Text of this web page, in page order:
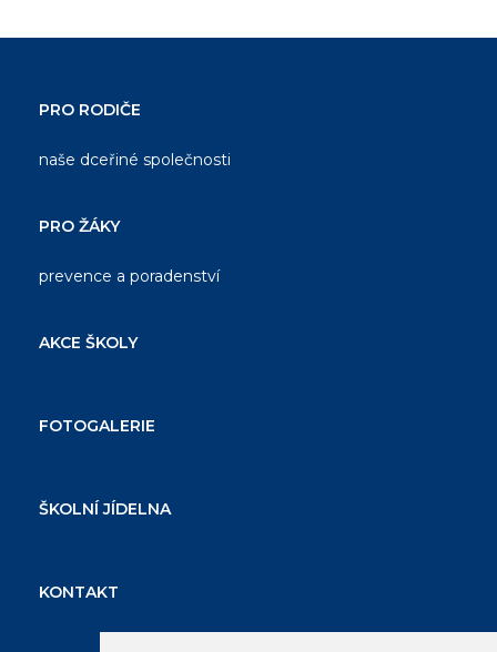
PRO RODIČE
naše dceřiné společnosti
PRO ŽÁKY
prevence a poradenství
AKCE ŠKOLY
FOTOGALERIE
ŠKOLNÍ JÍDELNA
KONTAKT